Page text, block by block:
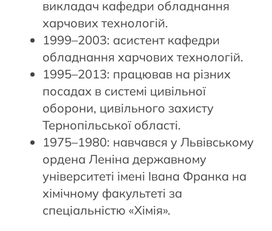
викладач кафедри обладнання
харчових технологій.
1999–2003: асистент кафедри
обладнання харчових технологій.
1995–2013: працював на різних
посадах в системі цивільної
оборони, цивільного захисту
Тернопільської області.
1975–1980: навчався у Львівському
ордена Леніна державному
університеті імені Івана Франка на
хімічному факультеті за
спеціальністю «Хімія».